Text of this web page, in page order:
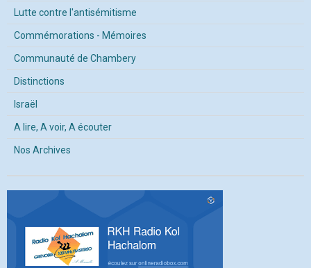
Lutte contre l'antisémitisme
Commémorations - Mémoires
Communauté de Chambery
Distinctions
Israël
A lire, A voir, A écouter
Nos Archives